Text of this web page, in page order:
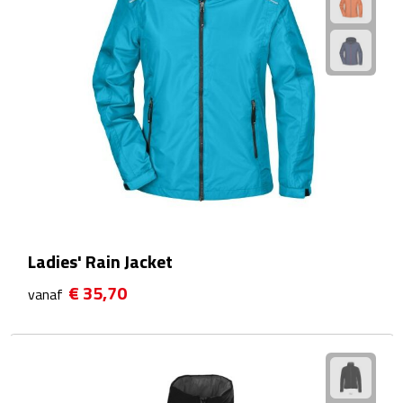
Douche timers
Pantoffels & slippers
Shampoo & conditioners
Sponzen & borstels
Ladies' Rain Jacket
vanaf € 35,70